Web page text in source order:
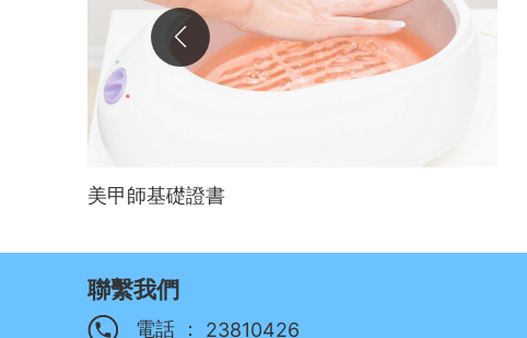
美甲師基礎證書
聯繫我們
電話 ： 23810426